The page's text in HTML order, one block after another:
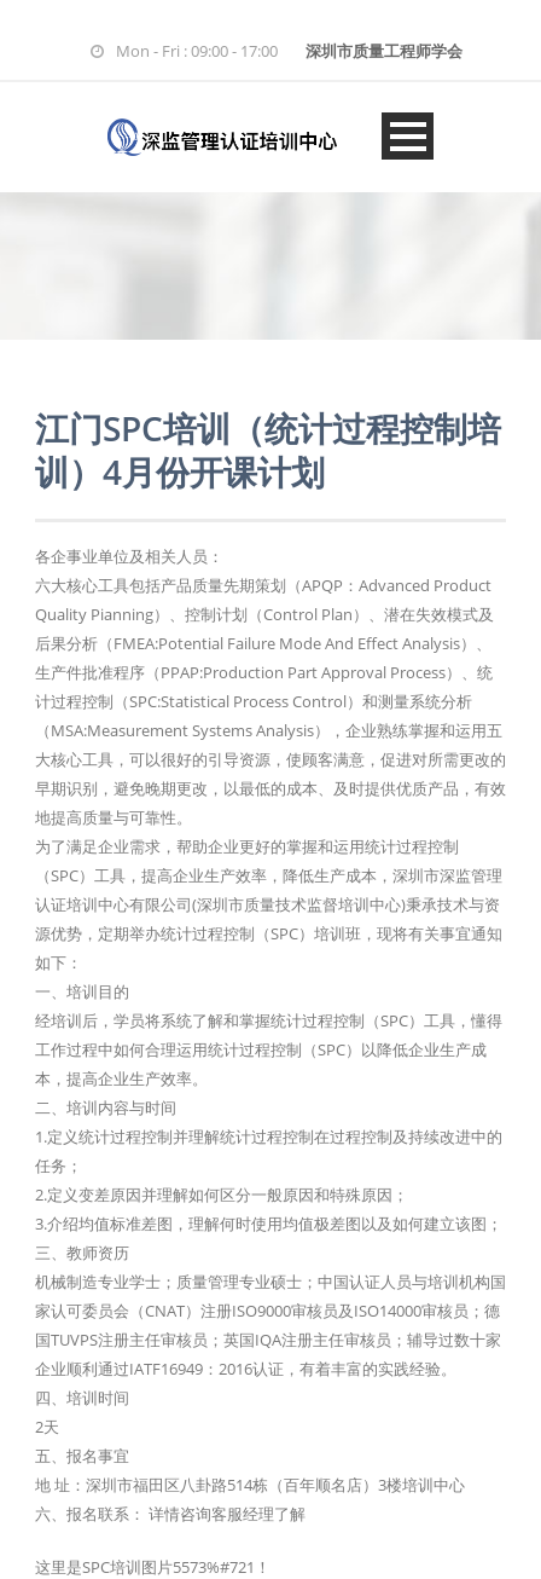
Mon - Fri : 09:00 - 17:00 深圳市质量工程师学会
江门SPC培训（统计过程控制培
训）4月份开课计划
各企事业单位及相关人员：
六大核心工具包括产品质量先期策划（APQP：Advanced Product
Quality Pianning）、控制计划（Control Plan）、潜在失效模式及
后果分析（FMEA:Potential Failure Mode And Effect Analysis）、
生产件批准程序（PPAP:Production Part Approval Process）、统
计过程控制（SPC:Statistical Process Control）和测量系统分析
（MSA:Measurement Systems Analysis），企业熟练掌握和运用五
大核心工具，可以很好的引导资源，使顾客满意，促进对所需更改的
早期识别，避免晚期更改，以最低的成本、及时提供优质产品，有效
地提高质量与可靠性。
为了满足企业需求，帮助企业更好的掌握和运用统计过程控制
（SPC）工具，提高企业生产效率，降低生产成本，深圳市深监管理
认证培训中心有限公司(深圳市质量技术监督培训中心)秉承技术与资
源优势，定期举办统计过程控制（SPC）培训班，现将有关事宜通知
如下：
一、培训目的
经培训后，学员将系统了解和掌握统计过程控制（SPC）工具，懂得
工作过程中如何合理运用统计过程控制（SPC）以降低企业生产成
本，提高企业生产效率。
二、培训内容与时间
1.定义统计过程控制并理解统计过程控制在过程控制及持续改进中的
任务；
2.定义变差原因并理解如何区分一般原因和特殊原因；
3.介绍均值标准差图，理解何时使用均值极差图以及如何建立该图；
三、教师资历
机械制造专业学士；质量管理专业硕士；中国认证人员与培训机构国
家认可委员会（CNAT）注册ISO9000审核员及ISO14000审核员；德
国TUVPS注册主任审核员；英国IQA注册主任审核员；辅导过数十家
企业顺利通过IATF16949：2016认证，有着丰富的实践经验。
四、培训时间
2天
五、报名事宜
地 址：深圳市福田区八卦路514栋（百年顺名店）3楼培训中心
六、报名联系： 详情咨询客服经理了解
这里是SPC培训图片5573%#721！